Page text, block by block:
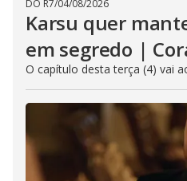
DO R7/04/08/2026
Karsu quer
em segredo |
O capítulo desta terça (4) vai